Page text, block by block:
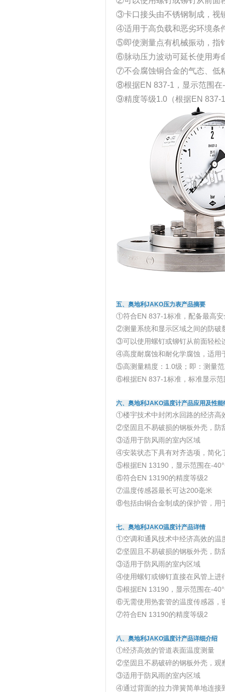
③卡口接头由不锈钢制成，视
④适用于高负载和恶劣环境条
⑤即使测量点有机械振动，指
⑥脉动压力波动可延长使用寿
⑦不会腐蚀铜合金的气态、低
⑧根据EN 837-1，显示范围在
⑨精度等级1.0（根据EN 837-
五、奥地利JAKO压力表产品摘要
①符合EN 837-1标准，配备最高
②测量系统和显示区域之间的防破
③可以使用螺钉或铆钉从前面轻松
④高度耐腐蚀和耐化学腐蚀，适用
⑤高测量精度：1.0级；即：测量
⑥根据EN 837-1标准，标准显示
六、奥地利JAKO温度计产品应用及性能
①楼宇技术中封闭水回路的经济高
②坚固且不易破损的钢板外壳，防
③适用于防风雨的室内区域
④安装状态下具有对齐选项，简化
⑤根据EN 13190，显示范围在-
⑥符合EN 13190的精度等级2
⑦温度传感器最长可达200毫米
⑧包括由铜合金制成的保护管，用
七、奥地利JAKO温度计产品详情
①空调和通风技术中经济高效的温
②坚固且不易破损的钢板外壳，防
③适用于防风雨的室内区域
④使用螺钉或铆钉直接在风管上进
⑤根据EN 13190，显示范围在-
⑥无需使用热套管的温度传感器，
⑦符合EN 13190的精度等级2
八、奥地利JAKO温度计产品详细介绍
①经济高效的管道表面温度测量
②坚固且不易破碎的钢板外壳，观
③适用于防风雨的室内区域
④通过背面的拉力弹簧简单地连接